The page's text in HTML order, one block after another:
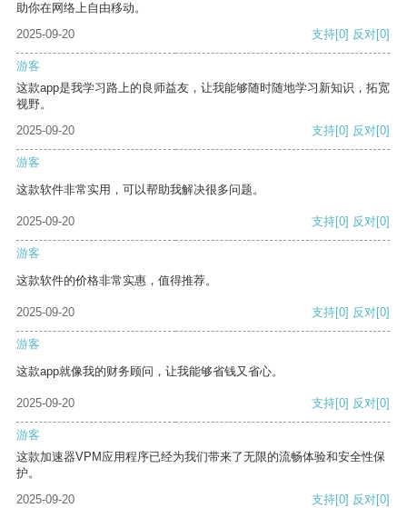
助你在网络上自由移动。
2025-09-20
支持[0] 反对[0]
游客
这款app是我学习路上的良师益友，让我能够随时随地学习新知识，拓宽
视野。
2025-09-20
支持[0] 反对[0]
游客
这款软件非常实用，可以帮助我解决很多问题。
2025-09-20 支持[0] 反对[0]
游客
这款软件的价格非常实惠，值得推荐。
2025-09-20 支持[0] 反对[0]
游客
这款app就像我的财务顾问，让我能够省钱又省心。
2025-09-20 支持[0] 反对[0]
游客
这款加速器VPM应用程序已经为我们带来了无限的流畅体验和安全性保
护。
2025-09-20
支持[0] 反对[0]